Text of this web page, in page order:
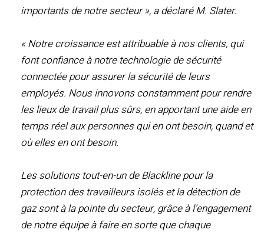
importants de notre secteur », a déclaré M. Slater.
« Notre croissance est attribuable à nos clients, qui
font confiance à notre technologie de sécurité
connectée pour assurer la sécurité de leurs
employés. Nous innovons constamment pour rendre
les lieux de travail plus sûrs, en apportant une aide en
temps réel aux personnes qui en ont besoin, quand et
où elles en ont besoin.
Les solutions tout-en-un de Blackline pour la
protection des travailleurs isolés et la détection de
gaz sont à la pointe du secteur, grâce à l'engagement
de notre équipe à faire en sorte que chaque